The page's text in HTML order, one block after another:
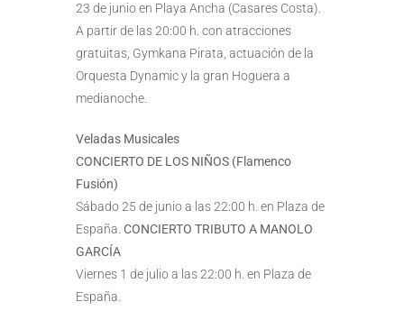
23 de junio en Playa Ancha (Casares Costa).
A partir de las 20:00 h. con atracciones
gratuitas, Gymkana Pirata, actuación de la
Orquesta Dynamic y la gran Hoguera a
medianoche.
Veladas Musicales
CONCIERTO DE LOS NIÑOS (Flamenco
Fusión)
Sábado 25 de junio a las 22:00 h. en Plaza de
España. CONCIERTO TRIBUTO A MANOLO
GARCÍA
Viernes 1 de julio a las 22:00 h. en Plaza de
España.